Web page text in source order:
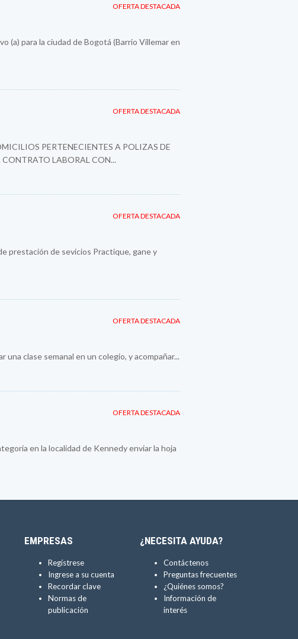
OFERTA DESTACADA
para la ciudad de Bogotá (Barrio Villemar en
OFERTA DESTACADA
PERTENECIENTES A POLIZAS DE
LABORAL CON...
OFERTA DESTACADA
prestación de sevicios Practique, gane y
OFERTA DESTACADA
clase semanal en un colegio, y acompañar...
OFERTA DESTACADA
en la localidad de Kennedy enviar la hoja
EMPRESAS
Regístrese
Ingrese a su cuenta
Recordar clave
Normas de
publicación
¿NECESITA AYUDA?
Contáctenos
Preguntas frecuentes
¿Quiénes somos?
Información de
interés